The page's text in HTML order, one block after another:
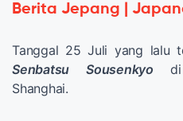
Berita Jepang |
Tanggal 25 Juli yang lalu
Senbatsu Sousenkyo
Shanghai.